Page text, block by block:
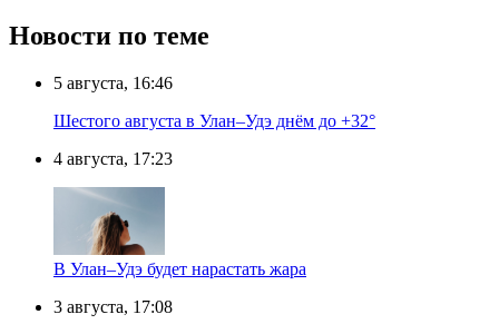
Новости по теме
5 августа, 16:46
Шестого августа в Улан–Удэ днём до +32°
4 августа, 17:23
В Улан–Удэ будет нарастать жара
3 августа, 17:08